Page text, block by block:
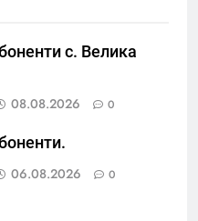
с. Велика
08.08.2026 0
06.08.2026 0